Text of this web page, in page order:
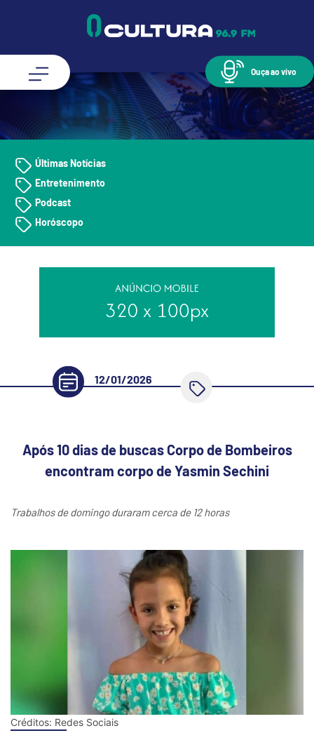
Ouça ao vivo
Últimas Notícias
Entretenimento
Podcast
Horóscopo
12/01/2026
Após 10 dias de buscas Corpo de Bombeiros
encontram corpo de Yasmin Sechini
Trabalhos de domingo duraram cerca de 12 horas
Créditos: Redes Sociais